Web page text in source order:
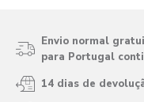
Envio normal
para Portugal
14 dias de